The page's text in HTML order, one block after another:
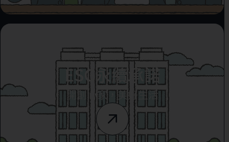
ESG永續承諾
開創心家，美好生活